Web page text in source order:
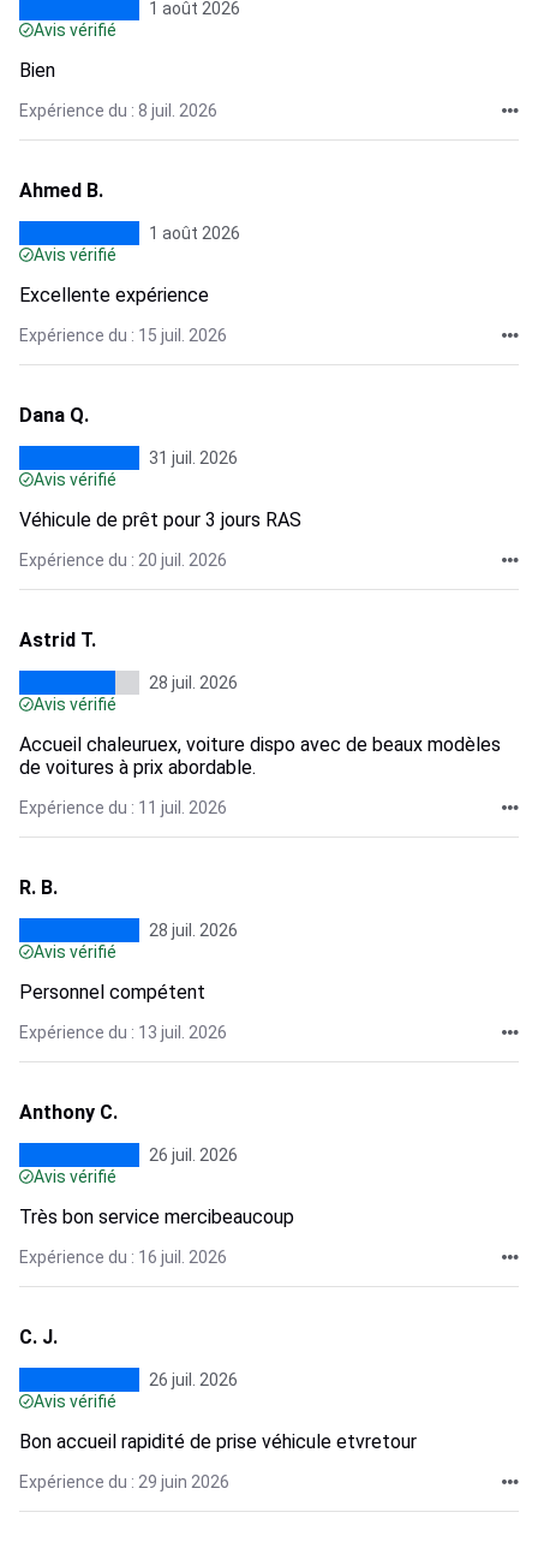
1 août 2026
Avis vérifié
Bien
Expérience du : 8 juil. 2026
Ahmed B.
1 août 2026
Avis vérifié
Excellente expérience
Expérience du : 15 juil. 2026
Dana Q.
31 juil. 2026
Avis vérifié
Véhicule de prêt pour 3 jours RAS
Expérience du : 20 juil. 2026
Astrid T.
28 juil. 2026
Avis vérifié
Accueil chaleuruex, voiture dispo avec de beaux modèles
de voitures à prix abordable.
Expérience du : 11 juil. 2026
R. B.
28 juil. 2026
Avis vérifié
Personnel compétent
Expérience du : 13 juil. 2026
Anthony C.
26 juil. 2026
Avis vérifié
Très bon service mercibeaucoup
Expérience du : 16 juil. 2026
C. J.
26 juil. 2026
Avis vérifié
Bon accueil rapidité de prise véhicule etvretour
Expérience du : 29 juin 2026